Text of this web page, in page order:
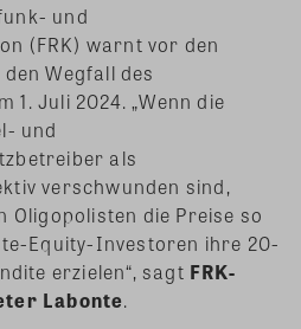
und
(FRK) warnt vor den
Wegfall des
1. Juli 2024. „Wenn die
und
als
verschwunden sind,
Oligopolisten die Preise so
Equity-Investoren ihre 20-
erzielen“, sagt FRK-
Labonte.